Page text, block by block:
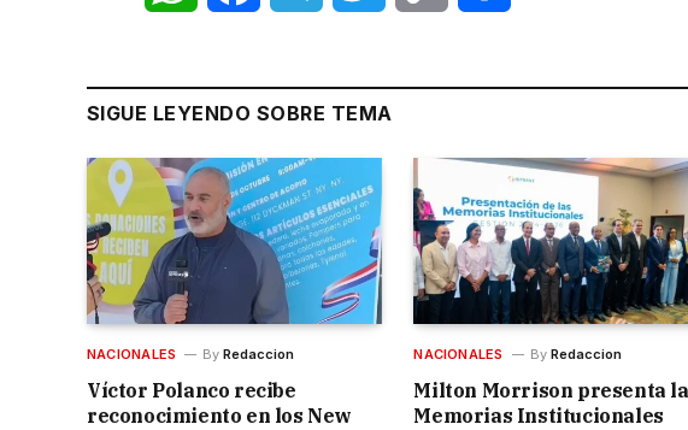
SIGUE LEYENDO SOBRE TEMA
NACIONALES By Redaccion
Víctor Polanco recibe
reconocimiento en los New
NACIONALES By Redaccion
Milton Morrison presenta
Memorias Institucionales